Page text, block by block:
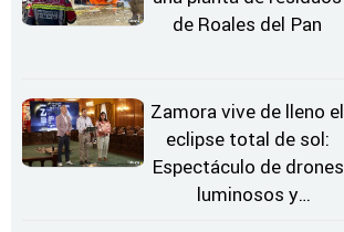
de Roales del Pan
Zamora vive de lleno el
eclipse total de sol:
Espectáculo de drones
luminosos y